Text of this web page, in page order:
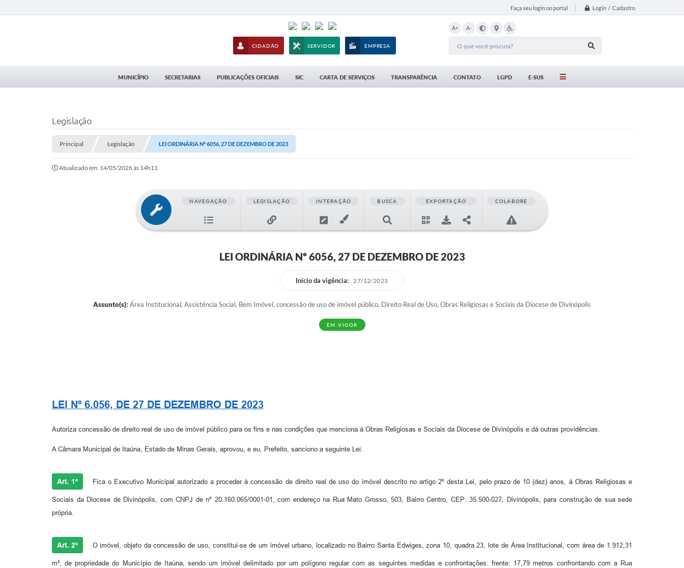
Faça seu login no portal Login / Cadastro
CIDADÃO SERVIDOR EMPRESA
A+ A-
MUNICÍPIO SECRETARIAS PUBLICAÇÕES OFICIAIS SIC CARTA DE SERVIÇOS TRANSPARÊNCIA CONTATO LGPD E-SUS
Legislação
Principal Legislação LEI ORDINÁRIA Nº 6056, 27 DE DEZEMBRO DE 2023
Atualizado em: 14/05/2026 às 14h11
NAVEGAÇÃO LEGISLAÇÃO INTERAÇÃO BUSCA EXPORTAÇÃO COLABORE
LEI ORDINÁRIA Nº 6056, 27 DE DEZEMBRO DE 2023
Início da vigência: 27/12/2023
Assunto(s): Área Institucional, Assistência Social, Bem Imóvel, concessão de uso de imóvel público, Direito Real de Uso, Obras Religiosas e Sociais da Diocese de Divinópolis
EM VIGOR
LEI Nº 6.056, DE 27 DE DEZEMBRO DE 2023
Autoriza concessão de direito real de uso de imóvel público para os fins e nas condições que menciona à Obras Religiosas e Sociais da Diocese de Divinópolis e dá outras providências.
A Câmara Municipal de Itaúna, Estado de Minas Gerais, aprovou, e eu, Prefeito, sanciono a seguinte Lei:
Art. 1º Fica o Executivo Municipal autorizado a proceder à concessão de direito real de uso do imóvel descrito no artigo 2º desta Lei, pelo prazo de 10 (dez) anos, à Obras Religiosas e
Sociais da Diocese de Divinópolis, com CNPJ de nº 20.160.065/0001-01, com endereço na Rua Mato Grosso, 503, Bairro Centro, CEP: 35.500-027, Divinópolis, para construção de sua sede
própria.
Art. 2º O imóvel, objeto da concessão de uso, constitui-se de um imóvel urbano, localizado no Bairro Santa Edwiges, zona 10, quadra 23, lote de Área Institucional, com área de 1.912,31
m², de propriedade do Município de Itaúna, sendo um imóvel delimitado por um polígono regular com as seguintes medidas e confrontações: frente: 17,79 metros confrontando com a Rua